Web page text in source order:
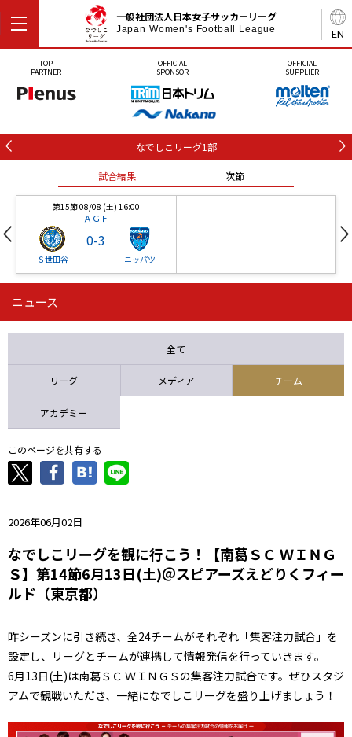
EN
一般社団法人日本女子サッカーリーグ
Japan Women's Football League
TOP
PARTNER
OFFICIAL
SPONSOR
OFFICIAL
SUPPLIER
なでしこリーグ1部
試合結果 次節
第15節 08/08 (土) 16:00
ＡＧＦ
Ｓ世田谷
0-3
ニッパツ
第16節 09/05 (土) 15:00
ニッパツ 石人の星
ニュース
全て
リーグ メディア チーム
アカデミー
このページを共有する
2026年06月02日
なでしこリーグを観に行こう！【南葛ＳＣ ＷＩＮＧ
Ｓ】第14節6月13日(土)＠スピアーズえどりくフィー
ルド（東京都）
昨シーズンに引き続き、全24チームがそれぞれ「集客注力試合」を
設定し、リーグとチームが連携して情報発信を行っていきます。
6月13日(土)は南葛ＳＣ ＷＩＮＧＳの集客注力試合です。ぜひスタジ
アムで観戦いただき、一緒になでしこリーグを盛り上げましょう！